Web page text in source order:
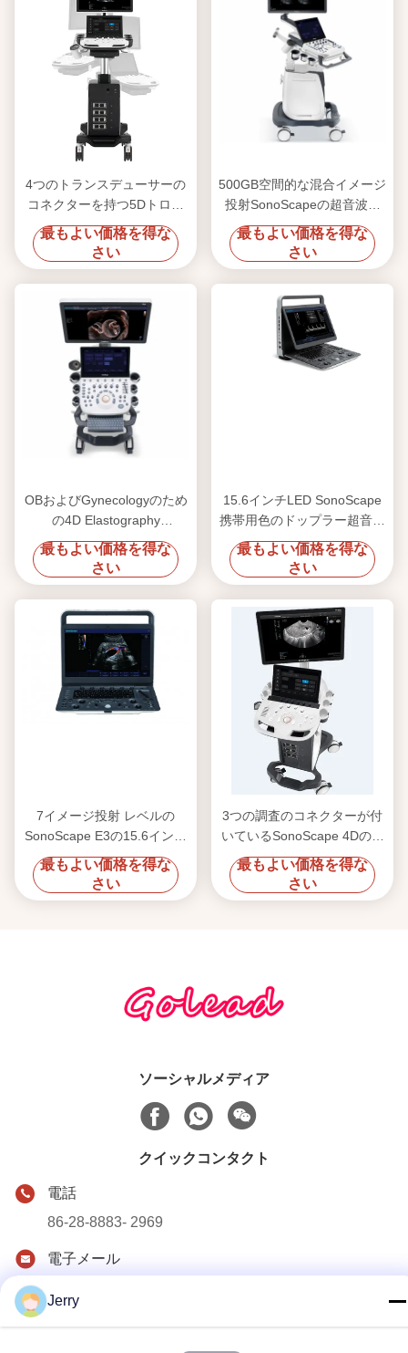
4つのトランスデューサーの
コネクターを持つ5Dトロリ
ーSonoscapeのエコー機械
P11エリート
最もよい価格を得な
さい
500GB空間的な混合イメージ
投射SonoScapeの超音波機
械P25
最もよい価格を得な
さい
OBおよびGynecologyのため
の4D Elastography
SonoScapeの超音波機械
最もよい価格を得な
さい
15.6インチLED SonoScape
携帯用色のドップラー超音波
機械BWの超音波
最もよい価格を得な
さい
7イメージ投射 レベルの
SonoScape E3の15.6インチ
のモニターが付いている携帯
用超音波機械
最もよい価格を得な
さい
3つの調査のコネクターが付
いているSonoScape 4Dのト
ロリー超音波機械
最もよい価格を得な
さい
ソーシャルメディア
クイックコンタクト
電話
86-28-8883- 2969
電子メール
Jerry